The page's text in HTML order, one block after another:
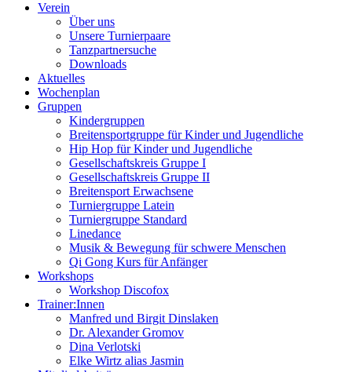
Verein
Über uns
Unsere Turnierpaare
Tanzpartnersuche
Downloads
Aktuelles
Wochenplan
Gruppen
Kindergruppen
Breitensportgruppe für Kinder und Jugendliche
Hip Hop für Kinder und Jugendliche​
Gesellschaftskreis Gruppe I
Gesellschaftskreis Gruppe II
Breitensport Erwachsene
Turniergruppe Latein
Turniergruppe Standard
Linedance
Musik & Bewegung für schwere Menschen​
Qi Gong Kurs für Anfänger
Workshops
Workshop Discofox
Trainer:Innen
Manfred und Birgit Dinslaken
Dr. Alexander Gromov
Dina Verlotski
Elke Wirtz alias Jasmin